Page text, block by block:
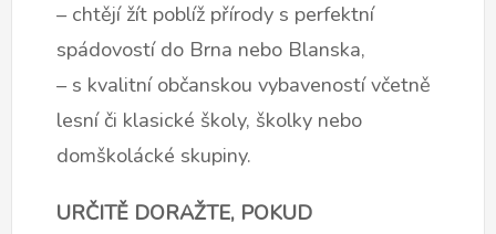
– chtějí žít poblíž přírody s perfektní
spádovostí do Brna nebo Blanska,
– s kvalitní občanskou vybaveností včetně
lesní či klasické školy, školky nebo
domškolácké skupiny.
URČITĚ DORAŽTE, POKUD